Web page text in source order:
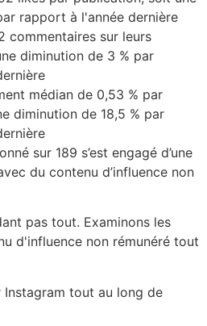
rapport à l'année dernière
commentaires sur leurs
diminution de 3 % par
médian de 0,53 % par
diminution de 18,5 % par
sur 189 s’est engagé d’une
du contenu d’influence non
pas tout. Examinons les
d'influence non rémunéré tout